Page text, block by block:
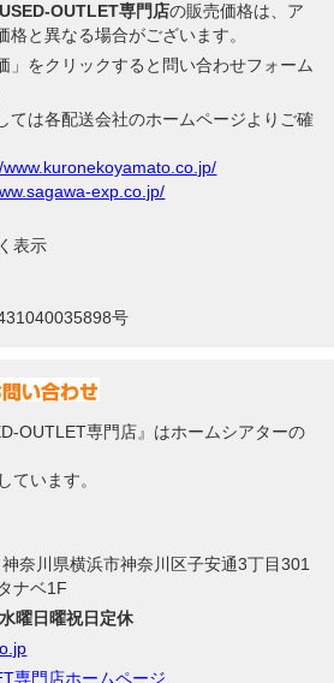
OUTLET専門店の販売価格は、ア
格と異なる場合がございます。
」をクリックすると問い合わせフォーム
ては各配送会社のホームページよりご確
www.kuronekoyamato.co.jp/
exp.co.jp/
表示
号
OUTLET専門店』はホームシアターの
ています。
奈川県横浜市神奈川区子安通3丁目301
ナベ1F
水曜日曜祝日定休
専門店ホームページ